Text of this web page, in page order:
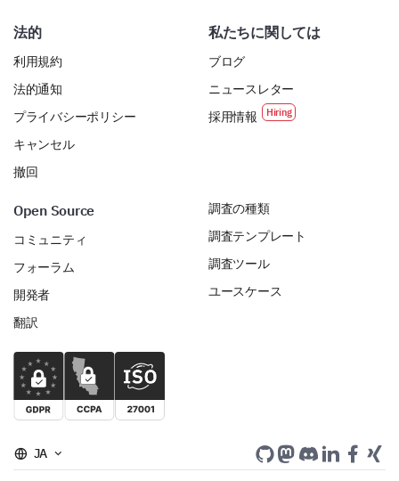
法的
利用規約
法的通知
プライバシーポリシー
キャンセル
撤回
私たちに関しては
ブログ
ニュースレター
採用情報
Open Source
コミュニティ
フォーラム
開発者
翻訳
調査の種類
調査テンプレート
調査ツール
ユースケース
JA